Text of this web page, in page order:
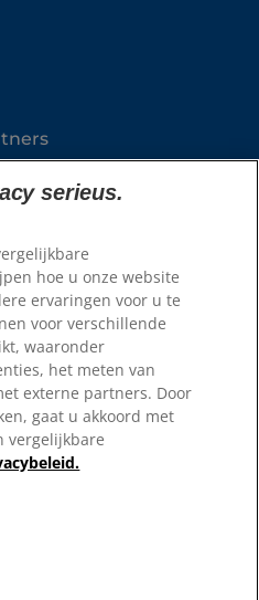
vermeld, verwijst het gebruik
op deze website naar
van Hill's Pet Nutrition,
serieus.
hoe u onze website
ervaringen voor u te
voor verschillende
waaronder
het meten van
externe partners. Door
gaat u akkoord met
vergelijkbare